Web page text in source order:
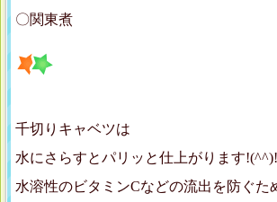
〇関東煮
千切りキャベツは
水にさらすとパリッと仕上がります!(^^)!
水溶性のビタミンCなどの流出を防ぐた